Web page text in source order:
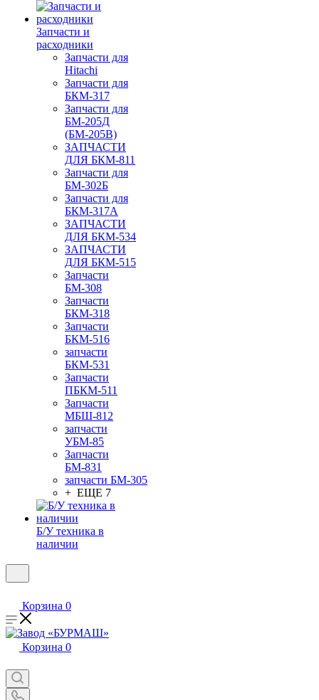
Запчасти и
расходники
Запчасти для
Hitachi
Запчасти для
БКМ-317
Запчасти для
БМ-205Д
(БМ-205В)
ЗАПЧАСТИ
ДЛЯ БКМ-811
Запчасти для
БМ-302Б
Запчасти для
БКМ-317А
ЗАПЧАСТИ
ДЛЯ БКМ-534
ЗАПЧАСТИ
ДЛЯ БКМ-515
Запчасти
БМ-308
Запчасти
БКМ-318
Запчасти
БКМ-516
запчасти
БКМ-531
Запчасти
ПБКМ-511
Запчасти
МБШ-812
запчасти
УБМ-85
Запчасти
БМ-831
запчасти БМ-305
+ ЕЩЕ 7
Б/У техника в
наличии
Корзина 0
Корзина 0